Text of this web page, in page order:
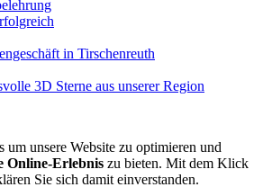
in Tirschenreuth
3D Sterne aus unserer Region
unsere Website zu optimieren und
Online-Erlebnis zu bieten. Mit dem Klick
Sie sich damit einverstanden.